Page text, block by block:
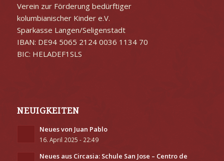
Verein zur Förderung bedürftiger
kolumbianischer Kinder e.V.
Sparkasse Langen/Seligenstadt
IBAN: DE94 5065 2124 0036 1134 70
BIC: HELADEF1SLS
NEUIGKEITEN
Neues von Juan Pablo
16. April 2025 - 22:49
Neues aus Circasia: Schule San Jose – Centro de